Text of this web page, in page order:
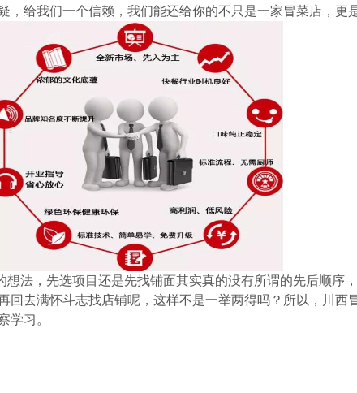
给我们一个信赖，我们能还给你的不只是一家冒菜店，更
法，先选项目还是先找铺面其实真的没有所谓的先后顺序
回去满怀斗志找店铺呢，这样不是一举两得吗？所以，川西
学习。